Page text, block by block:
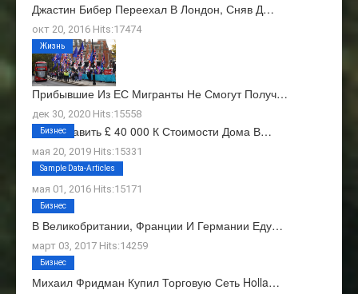
Джастин Бибер Переехал В Лондон, Сняв Д…
окт 20, 2016 Hits:17474
Прибывшие Из ЕС Мигранты Не Смогут Получ…
дек 30, 2020 Hits:15558
Жизнь
Как Добавить £ 40 000 К Стоимости Дома В…
мая 20, 2019 Hits:15331
Бизнес
О Нас
мая 01, 2016 Hits:15171
Sample Data-Articles
В Великобритании, Франции И Германии Еду…
март 03, 2017 Hits:14259
Бизнес
Михаил Фридман Купил Торговую Сеть Holla…
Бизнес